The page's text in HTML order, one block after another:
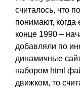
считалось, что
понимают, когда
конце 1990 –
добавляли по
динамичные
набором html
движком, то